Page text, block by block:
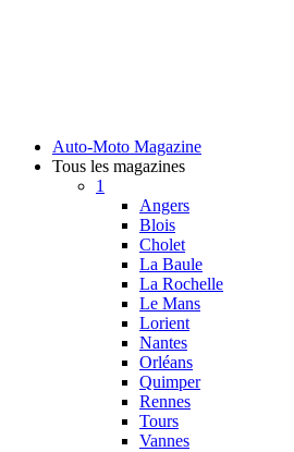
Auto-Moto Magazine
Tous les magazines
1
Angers
Blois
Cholet
La Baule
La Rochelle
Le Mans
Lorient
Nantes
Orléans
Quimper
Rennes
Tours
Vannes